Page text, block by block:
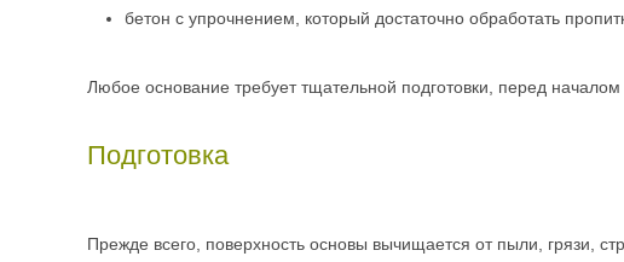
бетон с упрочнением, который достаточно обработать
Любое основание требует тщательной подготовки, перед
Подготовка
Прежде всего, поверхность основы вычищается от пыли, грязи,